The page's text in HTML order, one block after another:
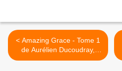
< Amazing Grace - Tome 1
de Aurélien Ducoudray,
Bruno Bessadi chez Glénat.